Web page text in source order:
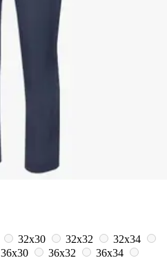
32x30 32x32
32x34
36x30 36x32 36x34